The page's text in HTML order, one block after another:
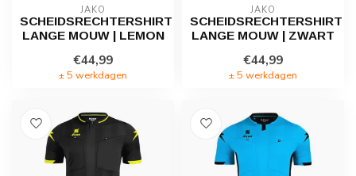
JAKO
SCHEIDSRECHTERSHIRT
LANGE MOUW | LEMON
€44,99
± 5 werkdagen
JAKO
SCHEIDSRECHTERSHIRT
LANGE MOUW | ZWART
€44,99
± 5 werkdagen